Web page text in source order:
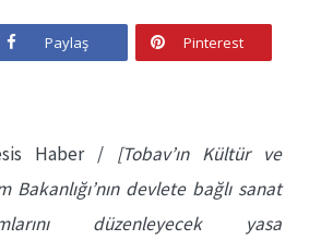
Paylaş Pinterest
Haber / [Tobav’ın Kültür ve
Bakanlığı’nın devlete bağlı sanat
düzenleyecek yasa